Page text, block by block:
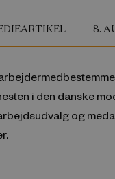
8.
i den danske
og